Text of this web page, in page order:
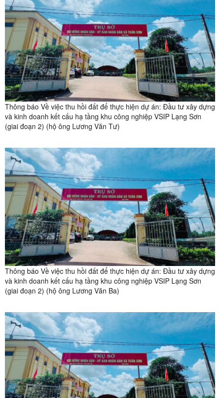
Thông báo Về việc thu hồi đất để thực hiện dự án: Đầu tư xây dựng
và kinh doanh kết cấu hạ tầng khu công nghiệp VSIP Lạng Sơn
(giai đoạn 2) (hộ ông Lương Văn Tư)
Thông báo Về việc thu hồi đất để thực hiện dự án: Đầu tư xây dựng
và kinh doanh kết cấu hạ tầng khu công nghiệp VSIP Lạng Sơn
(giai đoạn 2) (hộ ông Lương Văn Ba)